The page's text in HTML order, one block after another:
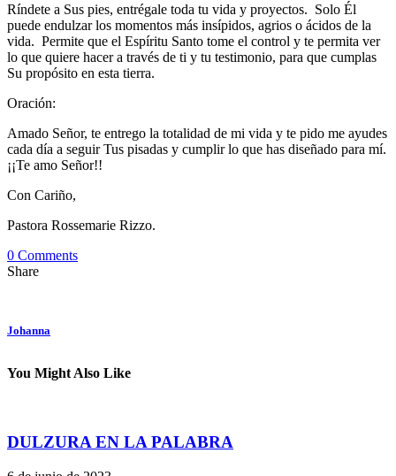
Ríndete a Sus pies, entrégale toda tu vida y proyectos. Solo Él
puede endulzar los momentos más insípidos, agrios o ácidos de la
vida. Permite que el Espíritu Santo tome el control y te permita ver
lo que quiere hacer a través de ti y tu testimonio, para que cumplas
Su propósito en esta tierra.
Oración:
Amado Señor, te entrego la totalidad de mi vida y te pido me ayudes
cada día a seguir Tus pisadas y cumplir lo que has diseñado para mí.
¡¡Te amo Señor!!
Con Cariño,
Pastora Rossemarie Rizzo.
0 Comments
Share
Johanna
You Might Also Like
DULZURA EN LA PALABRA